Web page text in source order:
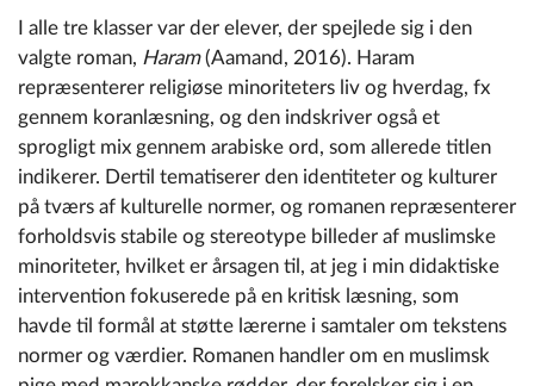
I alle tre klasser var der elever, der spejlede sig i den
valgte roman, Haram(Aamand, 2016). Haram
repræsenterer religiøse minoriteters liv og hverdag, fx
gennem koranlæsning, og den indskriver også et
sprogligt mix gennem arabiske ord, som allerede titlen
indikerer. Dertil tematiserer den identiteter og kulturer
på tværs af kulturelle normer, og romanen repræsenterer
forholdsvis stabile og stereotype billeder af muslimske
minoriteter, hvilket er årsagen til, at jeg i min didaktiske
intervention fokuserede på en kritisk læsning, som
havde til formål at støtte lærerne i samtaler om tekstens
normer og værdier. Romanen handler om en muslimsk